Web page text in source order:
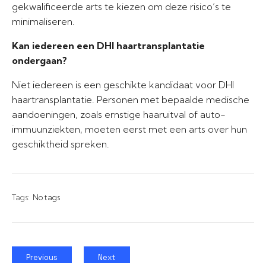
gekwalificeerde arts te kiezen om deze risico’s te
minimaliseren.
Kan iedereen een DHI haartransplantatie
ondergaan?
Niet iedereen is een geschikte kandidaat voor DHI
haartransplantatie. Personen met bepaalde medische
aandoeningen, zoals ernstige haaruitval of auto-
immuunziekten, moeten eerst met een arts over hun
geschiktheid spreken.
Tags: No tags
Previous Next